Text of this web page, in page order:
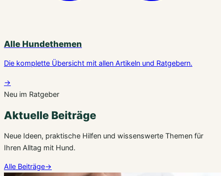
Alle Hundethemen
Die komplette Übersicht mit allen Artikeln und Ratgebern.
→
Neu im Ratgeber
Aktuelle Beiträge
Neue Ideen, praktische Hilfen und wissenswerte Themen für
Ihren Alltag mit Hund.
Alle Beiträge→